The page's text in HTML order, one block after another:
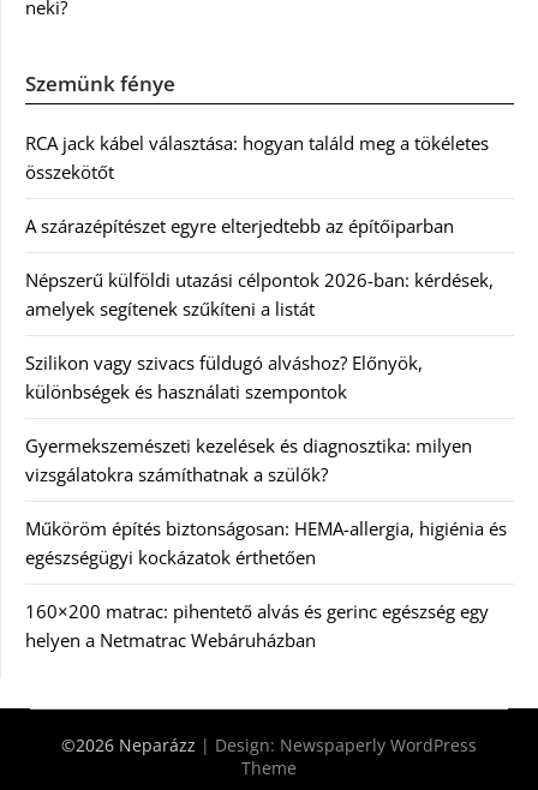
neki?
Szemünk fénye
RCA jack kábel választása: hogyan találd meg a tökéletes
összekötőt
A szárazépítészet egyre elterjedtebb az építőiparban
Népszerű külföldi utazási célpontok 2026-ban: kérdések,
amelyek segítenek szűkíteni a listát
Szilikon vagy szivacs füldugó alváshoz? Előnyök,
különbségek és használati szempontok
Gyermekszemészeti kezelések és diagnosztika: milyen
vizsgálatokra számíthatnak a szülők?
Műköröm építés biztonságosan: HEMA-allergia, higiénia és
egészségügyi kockázatok érthetően
160×200 matrac: pihentető alvás és gerinc egészség egy
helyen a Netmatrac Webáruházban
©2026 Neparázz | Design: Newspaperly WordPress
Theme